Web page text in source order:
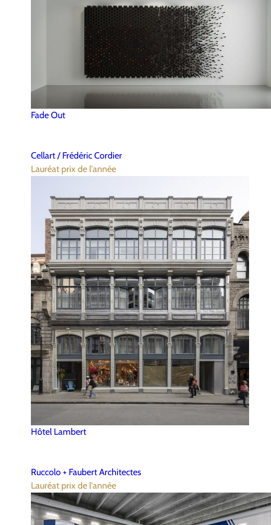
Fade Out
Cellart / Frédéric Cordier
Lauréat prix de l'année
Hôtel Lambert
Ruccolo + Faubert Architectes
Lauréat prix de l'année